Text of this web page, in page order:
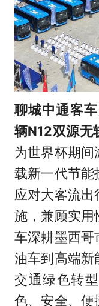
聊城中通客
辆N12双源无
为世界杯期
载新一代节能
应对大客流
施，兼顾实用
车深耕墨西哥
油车到高端新
交通绿色转
色、安全、便